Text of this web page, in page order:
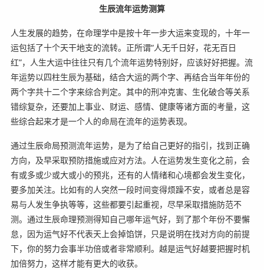
生辰流年运势测算
人生发展的趋势，在命理学中是按十年一步大运来变现的，十年一
运包括了十个天干地支的流转。正所谓“人无千日好，花无百日
红”，人生大运中往往只有几个流年运势特别好，应该好好把握。流
年运势以四柱生辰为基础，结合大运的两个字、再结合当年年份的
两个字共十二个字来综合判定。其中的刑冲克害、生化破合等关系
错综复杂，还要加上事业、财运、感情、健康等诸方面的考量，这
些综合起来才是一个人的命局在流年的运势表现。
通过生辰命局预测流年运势，是为了给自己更好的指引，找到正确
方向，及早采取预防措施或应对方法。人在运势发生变化之前，会
有或多或少或大或小的预兆，还有的人情绪和心境都会发生变化，
要多加关注。比如有的人突然一段时间变得烦躁不安，或者总是容
易与人发生争执等等，这些都要引起重视，尽早采取措施防范不
测。通过生辰命理预测得知自己哪年运气好，到了那个年份不要懈
怠，因为运气好不代表天上会掉馅饼，只是说明在找对方向的前提
下，你的努力会事半功倍或者非常顺利。越是运气好越要把握时机
加倍努力，这样才能有更大的收获。